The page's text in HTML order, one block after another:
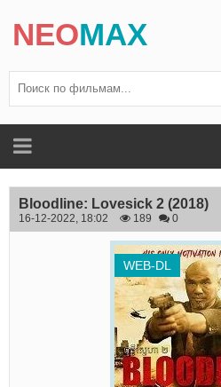
NEOMAX
Bloodline: Lovesick 2 (2018)
16-12-2022, 18:02 189 0
WEB-DL